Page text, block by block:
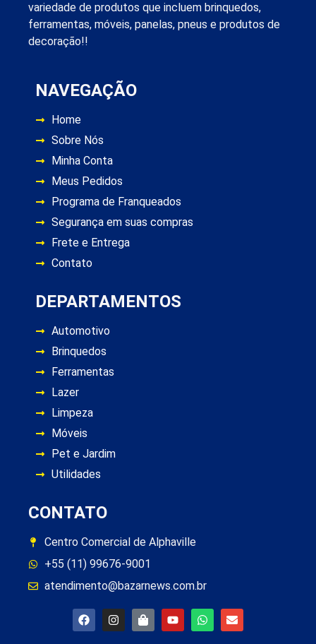
variedade de produtos que incluem brinquedos,
ferramentas, móveis, panelas, pneus e produtos de
decoração!!
NAVEGAÇÃO
Home
Sobre Nós
Minha Conta
Meus Pedidos
Programa de Franqueados
Segurança em suas compras
Frete e Entrega
Contato
DEPARTAMENTOS
Automotivo
Brinquedos
Ferramentas
Lazer
Limpeza
Móveis
Pet e Jardim
Utilidades
CONTATO
Centro Comercial de Alphaville
+55 (11) 99676-9001
atendimento@bazarnews.com.br